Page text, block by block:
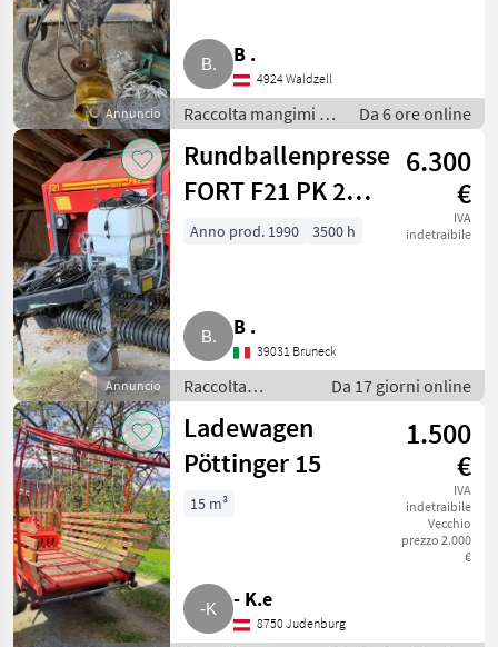
Annuncio
B .
4924 Waldzell
Raccolta mangimi /
Rotopresse
Da 6 ore online
Annuncio
Rundballenpresse
FORT F21 PK 2
Super
6.300
€
IVA
indetraibile
Anno prod. 1990 3500 h
B .
39031 Bruneck
Raccolta
mangimi /
Rotopresse
Da 17 giorni online
Ladewagen
Pöttinger 15
1.500
€
IVA
indetraibile
Vecchio
prezzo 2.000
€
15 m³
- K.e
8750 Judenburg